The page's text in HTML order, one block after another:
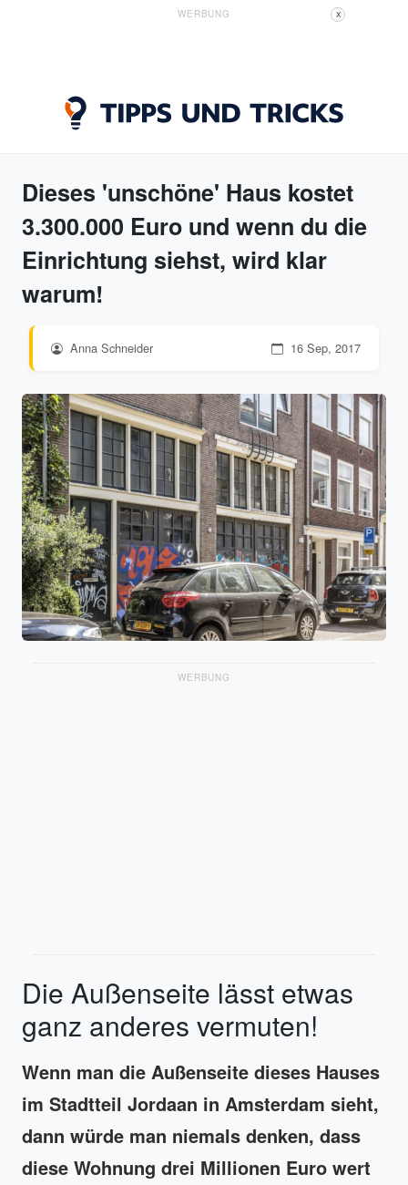
WERBUNG X
Dieses 'unschöne' Haus kostet
3.300.000 Euro und wenn du die
Einrichtung siehst, wird klar
warum!
Anna Schneider 16 Sep, 2017
WERBUNG
Die Außenseite lässt etwas
ganz anderes vermuten!
Wenn man die Außenseite dieses Hauses
im Stadtteil Jordaan in Amsterdam sieht,
dann würde man niemals denken, dass
diese Wohnung drei Millionen Euro wert